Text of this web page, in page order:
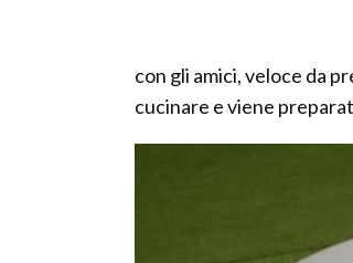
con gli amici, veloce da
cucinare e viene